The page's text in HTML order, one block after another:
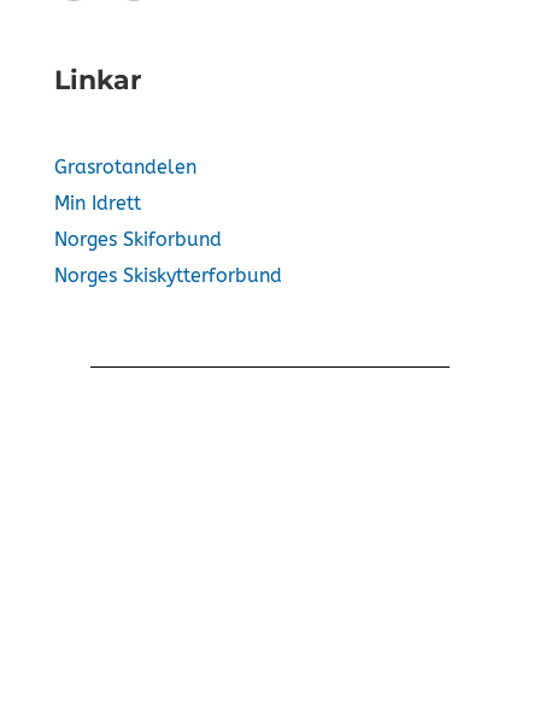
Linkar
Grasrotandelen
Min Idrett
Norges Skiforbund
Norges Skiskytterforbund